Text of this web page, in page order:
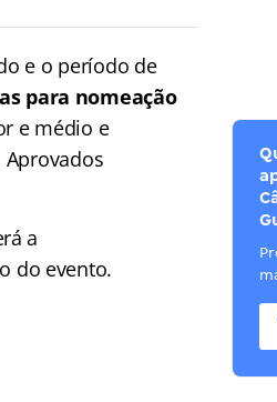
e o período de
para nomeação
e médio e
a
do evento.